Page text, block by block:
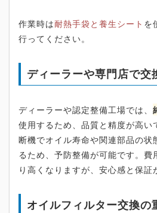
作業時は耐熱手袋と養生シート を
行ってください。
ディーラーや専門店で交
ディーラーや認定整備工場では、
使用するため、品質と精度が高い
断機でオイル寿命や関連部品の状
るため、予防整備が可能です。費
り高くなりますが、安心感と保証
オイルフィルター交換の